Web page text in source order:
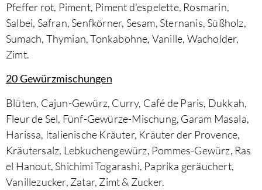
Pfeffer rot, Piment, Piment d’espelette, Rosmarin,
Salbei, Safran, Senfkörner, Sesam, Sternanis, Süßholz,
Sumach, Thymian, Tonkabohne, Vanille, Wacholder,
Zimt. ​
20 Gewürzmischungen
Blüten, Cajun-Gewürz, Curry, Café de Paris, Dukkah,
Fleur de Sel, Fünf-Gewürze-Mischung, Garam Masala,
Harissa, Italienische Kräuter, Kräuter der Provence,
Kräutersalz, Lebkuchengewürz, Pommes-Gewürz, Ras
el Hanout, Shichimi Togarashi, Paprika geräuchert,
Vanillezucker, Zatar, Zimt & Zucker.